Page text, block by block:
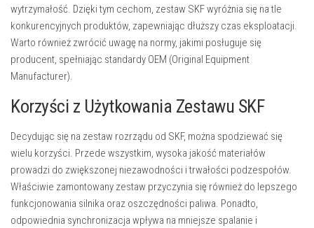
wytrzymałość. Dzięki tym cechom, zestaw SKF wyróżnia się na tle
konkurencyjnych produktów, zapewniając dłuższy czas eksploatacji.
Warto również zwrócić uwagę na normy, jakimi posługuje się
producent, spełniając standardy OEM (Original Equipment
Manufacturer).
Korzyści z Użytkowania Zestawu SKF
Decydując się na zestaw rozrządu od SKF, można spodziewać się
wielu korzyści. Przede wszystkim, wysoka jakość materiałów
prowadzi do zwiększonej niezawodności i trwałości podzespołów.
Właściwie zamontowany zestaw przyczynia się również do lepszego
funkcjonowania silnika oraz oszczędności paliwa. Ponadto,
odpowiednia synchronizacja wpływa na mniejsze spalanie i